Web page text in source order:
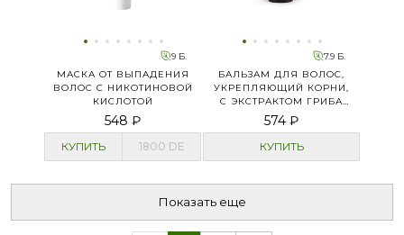
9 Б.
МАСКА ОТ ВЫПАДЕНИЯ
ВОЛОС С НИКОТИНОВОЙ
КИСЛОТОЙ
548 ₽
КУПИТЬ 1800 DE
7.9 Б.
БАЛЬЗАМ ДЛЯ ВОЛОС,
УКРЕПЛЯЮЩИЙ КОРНИ,
С ЭКСТРАКТОМ ГРИБА
ЛИНЧЖИ
574 ₽
КУПИТЬ
Показать еще